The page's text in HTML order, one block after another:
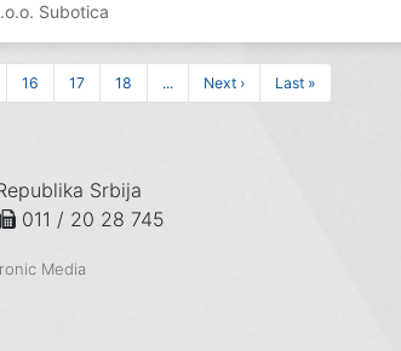
Subotica
16 17 18 ... Next › Last »
Srbija
011 / 20 28 745
Media